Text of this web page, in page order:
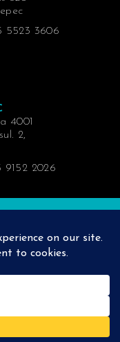
5523 3606
4001
2,
9152 2026
7329 y 55 8942 7338
55 1822 7317
& Developed by
cita?